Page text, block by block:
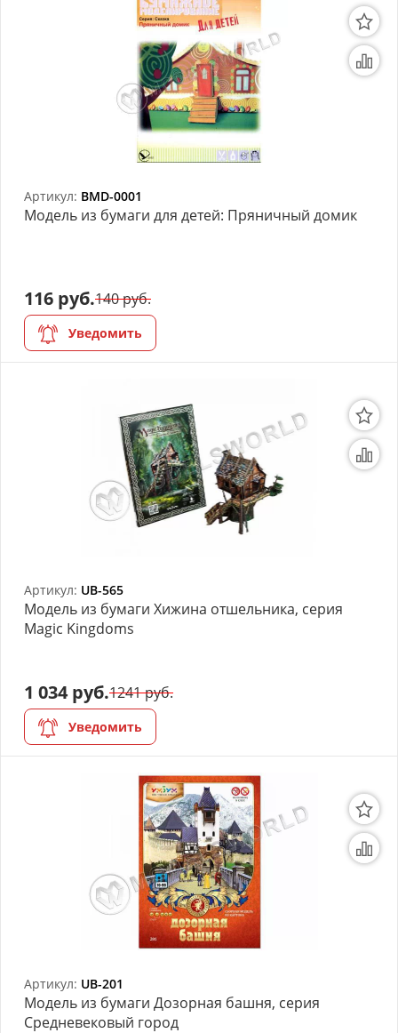
Артикул: BMD-0001
Модель из бумаги для детей: Пряничный домик
116 руб.140 руб.
Уведомить
Артикул: UB-565
Модель из бумаги Хижина отшельника, серия
Magic Kingdoms
1 034 руб.1241 руб.
Уведомить
Артикул: UB-201
Модель из бумаги Дозорная башня, серия
Средневековый город